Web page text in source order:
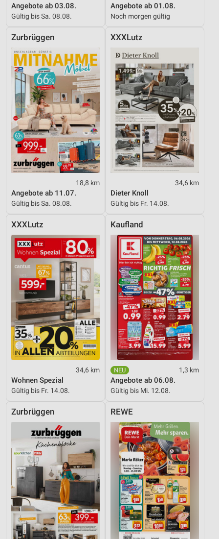
Angebote ab 03.08.
Gültig bis Sa. 08.08.
Angebote ab 01.08.
Noch morgen gültig
Zurbrüggen
18,8 km
Angebote ab 11.07.
Gültig bis Sa. 08.08.
XXXLutz
34,6 km
Dieter Knoll
Gültig bis Fr. 14.08.
XXXLutz
34,6 km
Wohnen Spezial
Gültig bis Fr. 14.08.
Kaufland
1,3 km
Angebote ab 06.08.
Gültig bis Mi. 12.08.
Zurbrüggen REWE